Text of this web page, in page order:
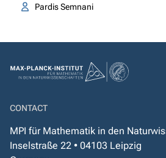
Pardis Semnani
CONTACT
MPI für Mathematik in den
Inselstraße 22 • 04103 Leipzig